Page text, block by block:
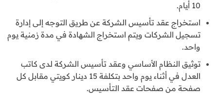
10 أيام.
استخراج عقد تأسيس الشركة عن طريق التوجه إلى إدارة
تسجيل الشركات ويتم استخراج الشهادة في مدة زمنية يوم
واحد.
توثيق النظام الأساسي وعقد تأسيس الشركة لدى كاتب
العدل في أثناء يوم واحد بتكلفة 15 دينار كويتي مقابل كل
صفحة من صفحات عقد التأسيس.